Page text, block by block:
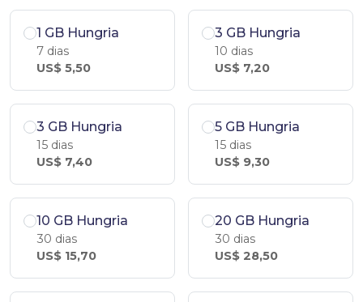
1 GB Hungria
7 dias
US$ 5,50
3 GB Hungria
10 dias
US$ 7,20
3 GB Hungria
15 dias
US$ 7,40
5 GB Hungria
15 dias
US$ 9,30
10 GB Hungria
30 dias
US$ 15,70
20 GB Hungria
30 dias
US$ 28,50